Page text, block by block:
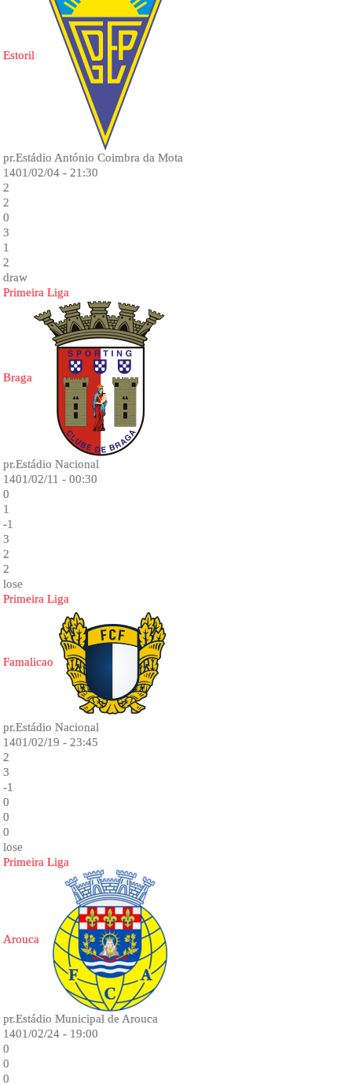
Estoril
pr.Estádio António Coimbra da Mota
1401/02/04 - 21:30
2
2
0
3
1
2
draw
Primeira Liga
Braga
pr.Estádio Nacional
1401/02/11 - 00:30
0
1
-1
3
2
2
lose
Primeira Liga
Famalicao
pr.Estádio Nacional
1401/02/19 - 23:45
2
3
-1
0
0
0
lose
Primeira Liga
Arouca
pr.Estádio Municipal de Arouca
1401/02/24 - 19:00
0
0
0